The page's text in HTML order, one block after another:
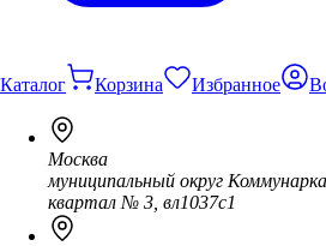
Каталог Корзина Избранное
Москва
муниципальный округ
квартал № 3, вл1037с1